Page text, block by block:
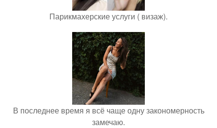
Парикмахерские услуги ( визаж).
В последнее время я всё чаще одну закономерность
замечаю.